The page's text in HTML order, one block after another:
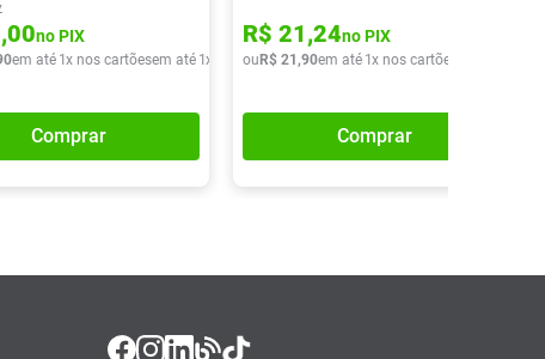
,00no PIX
em até 1x nos cartõesem até 1x de R$ 29,90
Comprar
R$ 21,24no PIX
ou R$ 21 ,90em até 1x nos cartões
Comprar